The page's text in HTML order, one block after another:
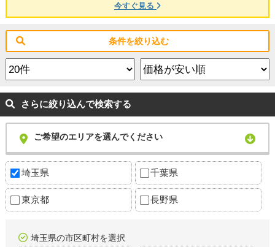
今すぐ見る
条件を絞り込む
さらに絞り込んで検索する
ご希望のエリアを選んでください
埼玉県 千葉県
東京都 長野県
埼玉県の市区町村を選択